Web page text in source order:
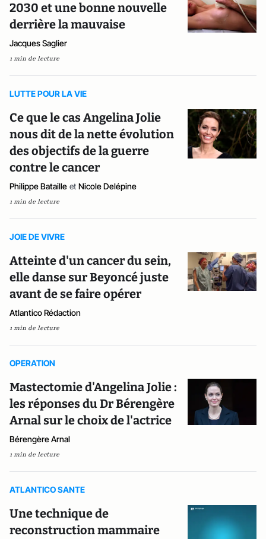
2030 et une bonne nouvelle
derrière la mauvaise
Jacques Saglier
1 min de lecture
LUTTE POUR LA VIE
Ce que le cas Angelina Jolie
nous dit de la nette évolution
des objectifs de la guerre
contre le cancer
Philippe Bataille et Nicole Delépine
1 min de lecture
JOIE DE VIVRE
Atteinte d'un cancer du sein,
elle danse sur Beyoncé juste
avant de se faire opérer
Atlantico Rédaction
1 min de lecture
OPERATION
Mastectomie d'Angelina Jolie :
les réponses du Dr Bérengère
Arnal sur le choix de l'actrice
Bérengère Arnal
1 min de lecture
ATLANTICO SANTE
Une technique de
reconstruction mammaire